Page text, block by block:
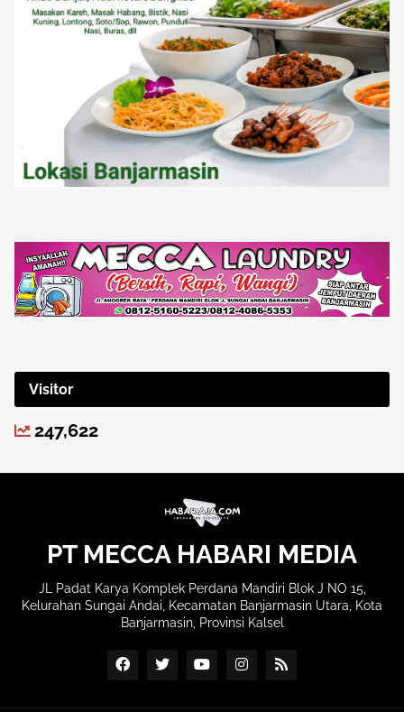
Visitor
247,622
PT MECCA HABARI MEDIA
JL Padat Karya Komplek Perdana Mandiri Blok J NO 15,
Kelurahan Sungai Andai, Kecamatan Banjarmasin Utara, Kota
Banjarmasin, Provinsi Kalsel